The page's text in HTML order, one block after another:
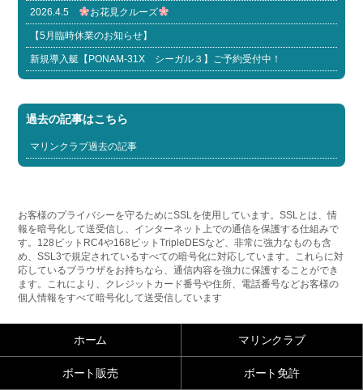
2026.4.5 お花見クルーズ
【5月臨時休業のお知らせ】
新規導入艇【PONAM-31X シーガル３】ご予約受付中！
過去の記事はこちら
マリンクラブ過去の記事
お客様のプライバシーを守るためにSSLを使用しています。SSLとは、情
報を暗号化して送受信し、インターネット上での通信を保護する仕組みで
す。128ビットRC4や168ビットTripleDESなど、非常に強力なものも含
め、SSL3で規定されているすべての暗号化に対応しています。これらに対
応しているブラウザをお持ちなら、通信内容を強力に保護することができ
ます。これにより、クレジットカード番号や住所、電話番号などお客様の
個人情報をすべて暗号化して送受信しています
ホーム マリンクラブ
ボート販売 ボート免許